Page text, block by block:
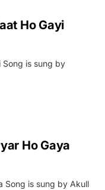
Ho Gayi
Song is sung by
Ho Gaya
Song is sung by Akull